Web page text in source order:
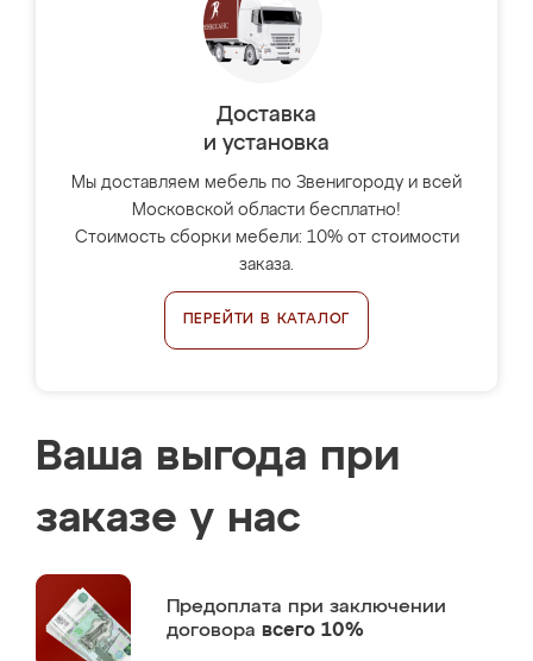
Доставка
и установка
Мы доставляем мебель по Звенигороду и всей
Московской области бесплатно!
Стоимость сборки мебели: 10% от стоимости
заказа.
ПЕРЕЙТИ В КАТАЛОГ
Ваша выгода при
заказе у нас
Предоплата при заключении
договора всего 10%